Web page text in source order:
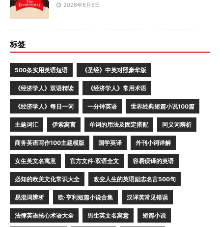
2026年6月6日
标签
500条实用英语短语 《圣经》中英对照豪华版
《经济学人》双语精读 《经济学人》常用术语
《经济学人》每日一词 一分钟英语 世界经典短篇小说100篇
主题词汇 伊索寓言 单词的用法及固定搭配 同义词辨析
商务英语写作100主题模版 国学英译 外刊小词详解
女生英文名寓意 官方文件·双语全文 容易误译的英语
必知的欧美文化常识大全 改变人生的英语励志名言500句
易混词辨析 欧·亨利短篇小说合集 汉译英常见错误
法律英语核心术语大全 男生英文名寓意 短篇小说